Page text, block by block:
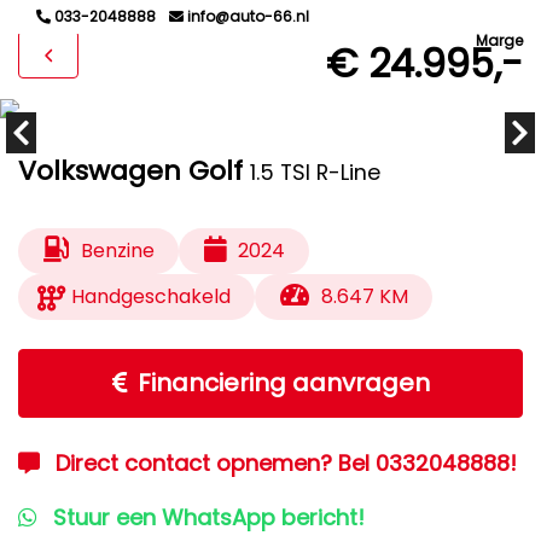
033-2048888
info@auto-66.nl
Marge
€ 24.995,-
Volkswagen Golf 1.5 TSI R-Line
Benzine
2024
Handgeschakeld
8.647 KM
Financiering aanvragen
Direct contact opnemen? Bel 0332048888!
Stuur een WhatsApp bericht!